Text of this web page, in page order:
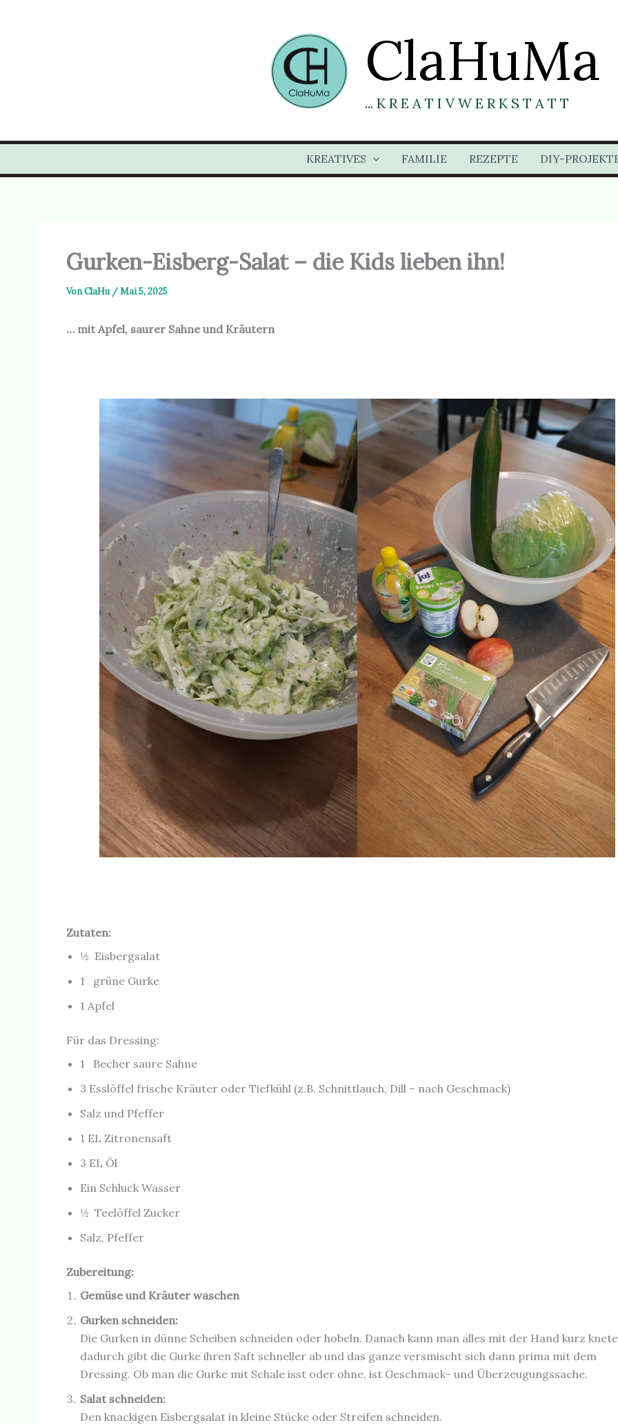
ClaHuMa
... K R E A T I V W E R K S T A T T
KREATIVES FAMILIE REZEPTE DIY-
Gurken-Eisberg-Salat – die Kids lieben ihn!
VonClaHu /Mai 5, 2025
… mit Apfel, saurer Sahne und Kräutern
Zutaten:
½ Eisbergsalat
1 grüne Gurke
1 Apfel
Für das Dressing:
1 Becher saure Sahne
3 Esslöffel frische Kräuter oder Tiefkühl (z.B. Schnittlauch, Dill – nach Geschmack)
Salz und Pfeffer
1 EL Zitronensaft
3 EL Öl
Ein Schluck Wasser
½ Teelöffel Zucker
Salz, Pfeffer
Zubereitung:
Gemüse und Kräuter waschen
Gurken schneiden:
Die Gurken in dünne Scheiben schneiden oder hobeln. Danach kann man alles mit der Hand kurz
dadurch gibt die Gurke ihren Saft schneller ab und das ganze versmischt sich dann prima mit dem
Dressing. Ob man die Gurke mit Schale isst oder ohne, ist Geschmack- und Überzeugungssache.
Salat schneiden:
Den knackigen Eisbergsalat in kleine Stücke oder Streifen schneiden.